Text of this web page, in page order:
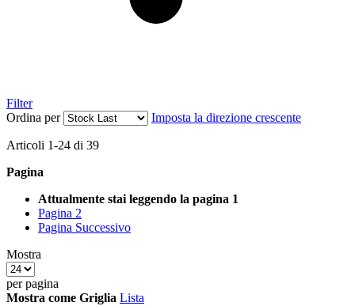
Filter
Ordina per
Imposta la direzione crescente
Articoli 1-24 di 39
Pagina
Attualmente stai leggendo la pagina 1
Pagina 2
Pagina Successivo
Mostra
per pagina
Mostra come Griglia Lista